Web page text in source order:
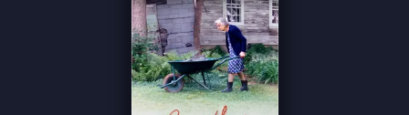
''De documentaire voelt liefdevol en intiem zonder
sentimenteel te worden'' ★★★★Cinemagazine
''Een miniatuur en een monument ineen'' -